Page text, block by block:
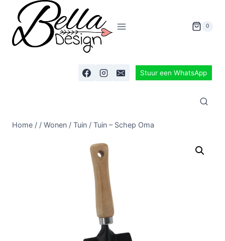
0
Stuur een WhatsApp
Home / / Wonen / Tuin / Tuin – Schep Oma